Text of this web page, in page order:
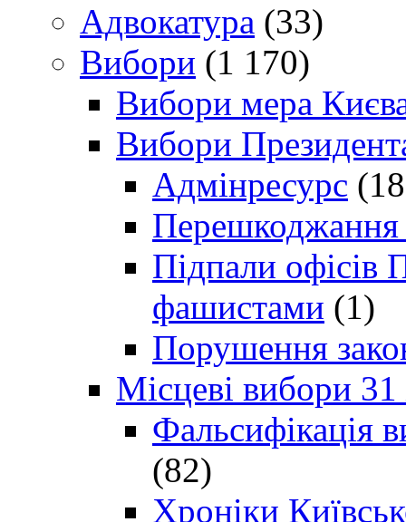
Адвокатура (33)
Вибори (1 170)
Вибори мера
Вибори
Адмінресурс
Перешкоджання
Підпали офісів
фашистами (1)
Порушення
Місцеві вибори
Фальсифікація
(82)
Хроніки